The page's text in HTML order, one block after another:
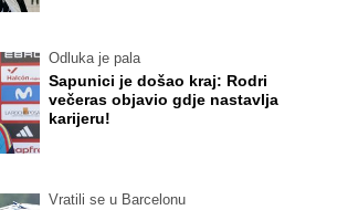
Odluka je pala
Sapunici je došao kraj: Rodri
večeras objavio gdje nastavlja
karijeru!
Vratili se u Barcelonu